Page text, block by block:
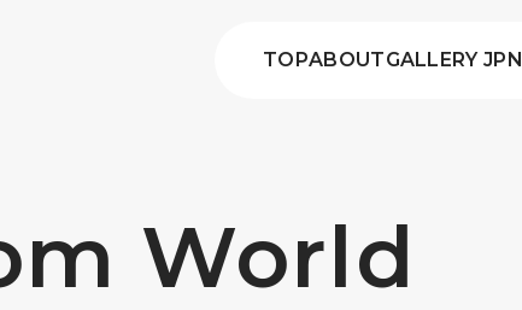
TOPABOUTGALLERY JPN
World